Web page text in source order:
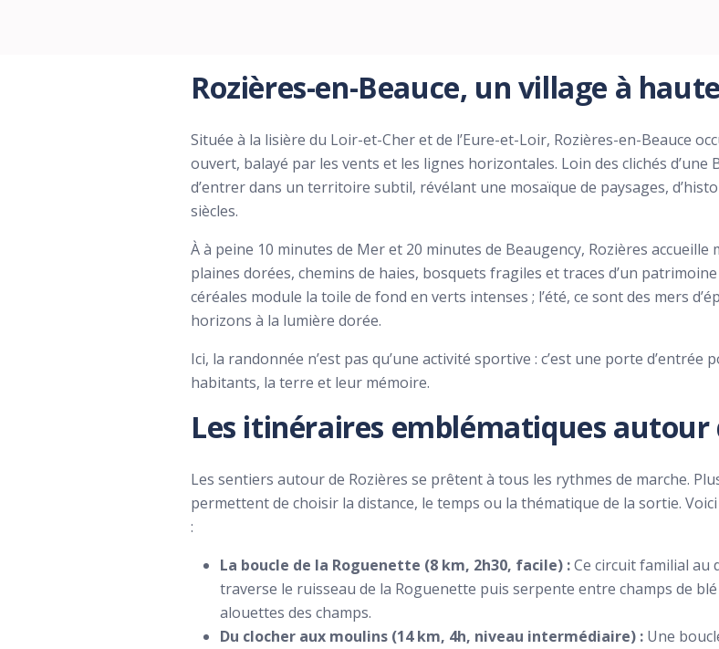
Rozières-en-Beauce, un village à
Située à la lisière du Loir-et-Cher et de l’Eure-et-Loir, Rozières-en-Beauce
ouvert, balayé par les vents et les lignes horizontales. Loin des clichés
d’entrer dans un territoire subtil, révélant une mosaïque de paysages,
siècles.
À à peine 10 minutes de Mer et 20 minutes de Beaugency, Rozières
plaines dorées, chemins de haies, bosquets fragiles et traces d’un
céréales module la toile de fond en verts intenses ; l’été, ce sont des mers
horizons à la lumière dorée.
Ici, la randonnée n’est pas qu’une activité sportive : c’est une porte
habitants, la terre et leur mémoire.
Les itinéraires emblématiques autour
Les sentiers autour de Rozières se prêtent à tous les rythmes de marche.
permettent de choisir la distance, le temps ou la thématique de la sortie.
:
La boucle de la Roguenette (8 km, 2h30, facile) :Ce circuit familial au
traverse le ruisseau de la Roguenette puis serpente entre champs de
alouettes des champs.
Du clocher aux moulins (14 km, 4h, niveau intermédiaire) : Une